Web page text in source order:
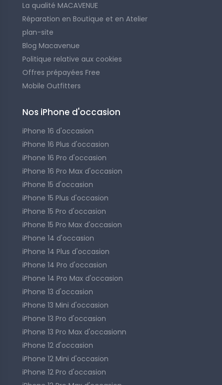
La qualité MACAVENUE
Réparation en Boutique et en Atelier
plan-site
Blog Macavenue
Politique relative aux cookies
Offres prépayées Free
Mobile Outfitters
Nos iPhone d'occasion
iPhone 16 d'occasion
iPhone 16 Plus d'occasion
iPhone 16 Pro d'occasion
iPhone 16 Pro Max d'occasion
iPhone 15 d'occasion
iPhone 15 Plus d'occasion
iPhone 15 Pro d'occasion
iPhone 15 Pro Max d'occasion
iPhone 14 d'occasion
iPhone 14 Plus d'occasion
iPhone 14 Pro d'occasion
iPhone 14 Pro Max d'occasion
iPhone 13 d'occasion
iPhone 13 Mini d'occasion
iPhone 13 Pro d'occasion
iPhone 13 Pro Max d'occasionn
iPhone 12 d'occasion
iPhone 12 Mini d'occasion
iPhone 12 Pro d'occasion